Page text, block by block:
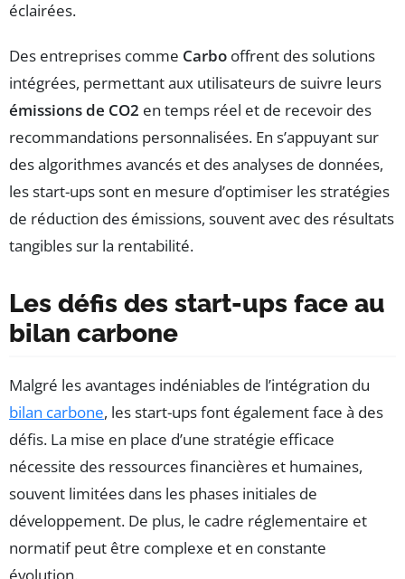
éclairées.
Des entreprises comme Carbo offrent des solutions
intégrées, permettant aux utilisateurs de suivre leurs
émissions de CO2 en temps réel et de recevoir des
recommandations personnalisées. En s’appuyant sur
des algorithmes avancés et des analyses de données,
les start-ups sont en mesure d’optimiser les stratégies
de réduction des émissions, souvent avec des résultats
tangibles sur la rentabilité.
Les défis des start-ups face au
bilan carbone
Malgré les avantages indéniables de l’intégration du
bilan carbone, les start-ups font également face à des
défis. La mise en place d’une stratégie efficace
nécessite des ressources financières et humaines,
souvent limitées dans les phases initiales de
développement. De plus, le cadre réglementaire et
normatif peut être complexe et en constante